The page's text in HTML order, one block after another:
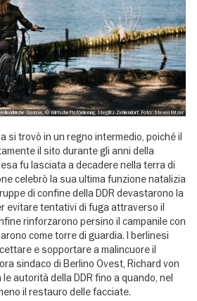
Sacrow, © Wirtschaftsförderung Steglitz-Zehlendorf, Foto: Steven Ritzer
si trovò in un regno intermedio, poiché il
il sito durante gli anni della
fu lasciata a decadere nella terra di
celebrò la sua ultima funzione natalizia
di confine della DDR devastarono la
evitare tentativi di fuga attraverso il
rinforzarono persino il campanile con
come torre di guardia. I berlinesi
e sopportare a malincuore il
sindaco di Berlino Ovest, Richard von
autorità della DDR fino a quando, nel
il restauro delle facciate.